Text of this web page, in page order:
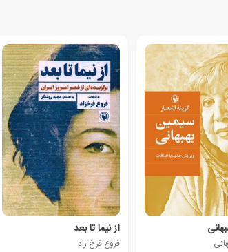
از نیما تا بعد
فروغ فرخ زاد